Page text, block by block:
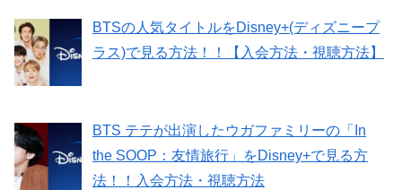
BTSの人気タイトルをDisney+(ディズニープ
ラス)で見る方法！！【入会方法・視聴方法】
BTS テテが出演したウガファミリーの「In
the SOOP：友情旅行」をDisney+で見る方
法！！入会方法・視聴方法